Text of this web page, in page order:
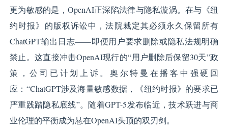
更为敏感的是，OpenAI正深陷法律与隐私漩涡。在与《纽
约时报》的版权诉讼中，法院裁定其必须永久保留所有
ChatGPT输出日志——即便用户要求删除或隐私法规明确
禁止。这直接冲击OpenAI现行的“用户删除后保留30天”政
策，公司已计划上诉。奥尔特曼在播客中强硬回
应：“ChatGPT涉及海量敏感数据，《纽约时报》的要求已
严重践踏隐私底线”。随着GPT-5发布临近，技术跃进与商
业伦理的平衡成为悬在OpenAI头顶的双刃剑。